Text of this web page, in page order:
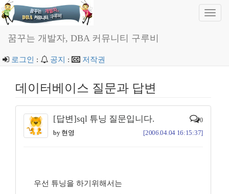
꿈꾸는 개발자, DBA 커뮤니티 구루비
로그인 : 공지 : 저작권
데이터베이스 질문과 답변
[답변]sql 튜닝 질문입니다. 0
by 현영 [2006.04.04 16:15:37]
우선 튜닝을 하기위해서는